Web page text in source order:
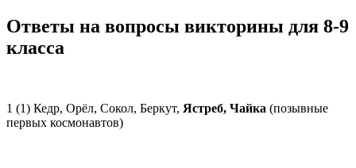
Ответы на вопросы викторины для 8-9
класса
1 (1) Кедр, Орёл, Сокол, Беркут, Ястреб, Чайка (позывные
первых космонавтов)